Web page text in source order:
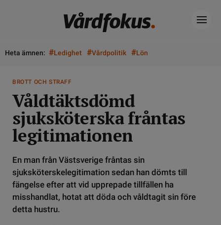
Heta ämnen: #Ledighet #Vårdpolitik #Lön
BROTT OCH STRAFF
Våldtäktsdömd
sjuksköterska fråntas
legitimationen
En man från Västsverige fråntas sin
sjuksköterskelegitimation sedan han dömts till
fängelse efter att vid upprepade tillfällen ha
misshandlat, hotat att döda och våldtagit sin före
detta hustru.